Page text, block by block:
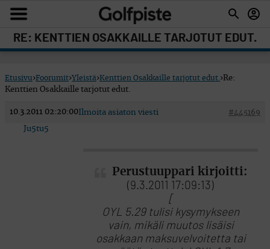
RE: KENTTIEN OSAKKAILLE TARJOTUT EDUT.
Etusivu›Foorumit›Yleistä›Kenttien Osakkaille tarjotut edut. ›Re:
Kenttien Osakkaille tarjotut edut.
10.3.2011 02:20:00 #445169
Ilmoita asiaton viesti
Ju5tu5
Perustuuppari kirjoitti:
(9.3.2011 17:09:13)
[
OYL 5.29 tulisi kysymykseen
vain, mikäli muutos lisäisi
osakkaan maksuvelvoitetta tai